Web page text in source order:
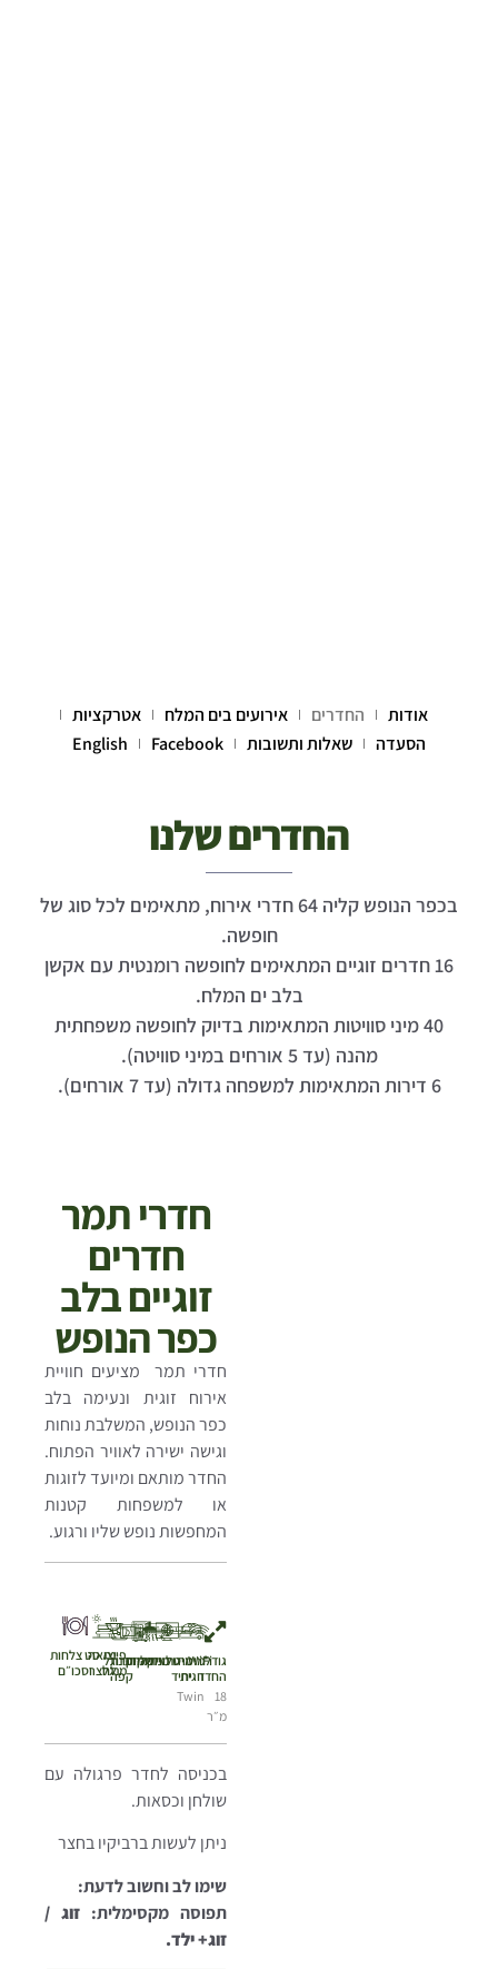
אודות החדרים אירועים בים המלח
אטרקציות
הסעדה
שאלות ותשובות Facebook
English
החדרים שלנו
בכפר הנופש קליה 64 חדרי אירוח, מתאימים לכל סוג של
חופשה.
16 חדרים זוגיים המתאימים לחופשה רומנטית עם אקשן
בלב ים המלח.
40 מיני סוויטות המתאימות בדיוק לחופשה משפחתית
מהנה (עד 5 אורחים במיני סוויטה).
6 דירות המתאימות למשפחה גדולה (עד 7 אורחים).
חדרי תמר
חדרים
זוגיים בלב
כפר הנופש ​
חדרי תמר מציעים חוויית
אירוח זוגית ונעימה בלב
כפר הנופש, המשלבת נוחות
וגישה ישירה לאוויר הפתוח.
החדר מותאם ומיועד לזוגות
או למשפחות קטנות
המחפשות נופש שליו ורגוע.
גודל
החדר
18
מ״ר
WiFi
מיטה
זוגית
Twin
מיטת
יחיד
טלוויזיה
מיזוג
מקלחת
מקרר
מיקרוגל
פינת
קפה
פינת
מנגל
יציאה
לחצר
סט צלחות
וסכו״ם
בכניסה לחדר פרגולה עם
שולחן וכסאות.
ניתן לעשות ברביקיו בחצר
שימו לב וחשוב לדעת:
תפוסה מקסימלית: זוג /
זוג+ ילד.